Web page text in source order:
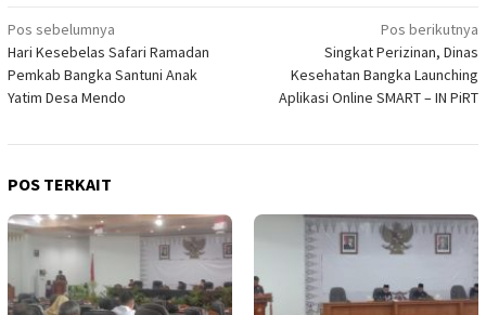
Navigasi
pos
Pos sebelumnya
Hari Kesebelas Safari Ramadan
Pemkab Bangka Santuni Anak
Yatim Desa Mendo
Pos berikutnya
Singkat Perizinan, Dinas
Kesehatan Bangka Launching
Aplikasi Online SMART – IN PiRT
POS TERKAIT